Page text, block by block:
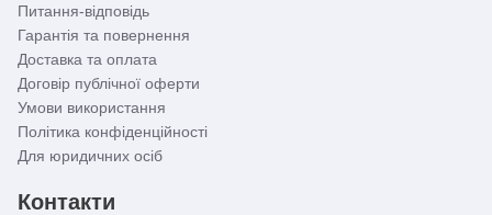
Питання-відповідь
Гарантія та повернення
Доставка та оплата
Договір публічної оферти
Умови використання
Політика конфіденційності
Для юридичних осіб
Контакти